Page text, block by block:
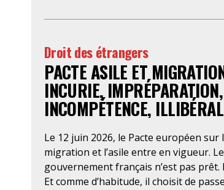
juridique des étrangers maintenus
de-France », attribué à un cabinet
parisien, dont les modalités
une atteinte grave aux droits
des personnes retenues et
manière flagrante aux règles
l’assistance dont bénéficient les
retenues, limitée à trois heures de
téléphonique quotidienne sauf le
présence de l’avocat dans les locaux
Droit des étrangers
PACTE ASILE ET
INCURIE, IMPRÉPARATION,
INCOMPÉTENCE,
Le 12 juin 2026, le Pacte européen sur
migration et l’asile entre en vigueur. Le
gouvernement français n’est pas prêt.
Et comme d’habitude, il choisit de